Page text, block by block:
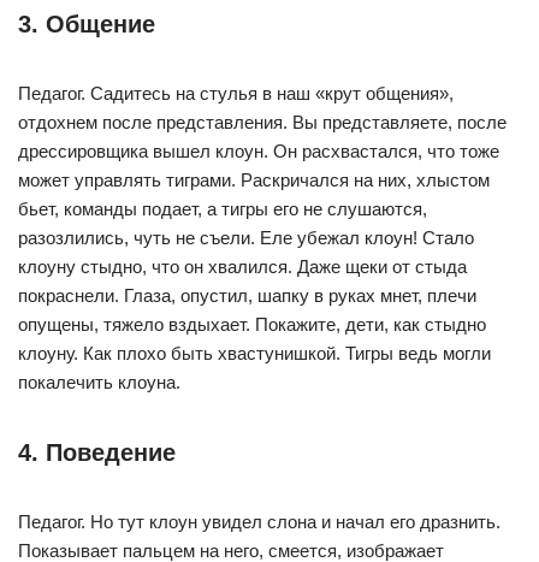
3. Общение
Педагог. Садитесь на стулья в наш «крут общения»,
отдохнем после представления. Вы представляете, после
дрессировщика вышел клоун. Он расхвастался, что тоже
может управлять тиграми. Раскричался на них, хлыстом
бьет, команды подает, а тигры его не слушаются,
разозлились, чуть не съели. Еле убежал клоун! Стало
клоуну стыдно, что он хвалился. Даже щеки от стыда
покраснели. Глаза, опустил, шапку в руках мнет, плечи
опущены, тяжело вздыхает. Покажите, дети, как стыдно
клоуну. Как плохо быть хвастунишкой. Тигры ведь могли
покалечить клоуна.
4. Поведение
Педагог. Но тут клоун увидел слона и начал его дразнить.
Показывает пальцем на него, смеется, изображает